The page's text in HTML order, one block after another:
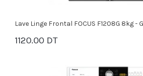
Lave Linge Frontal FOCUS F1208G 8kg -
1120.00 DT
PANIER